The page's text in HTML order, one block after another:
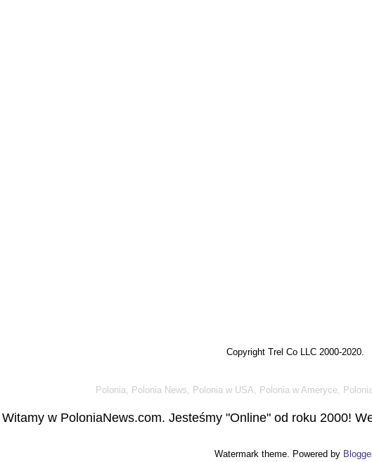
Copyright Trel Co LLC 2000-2020.
Polonia, Polonia News, Polonia w USA, Polonia w Ameryce,
Witamy w PoloniaNews.com. Jesteśmy "Online" od roku 2000!
Watermark theme. Powered by